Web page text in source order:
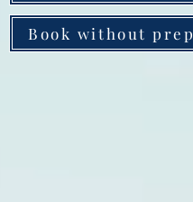
Book without